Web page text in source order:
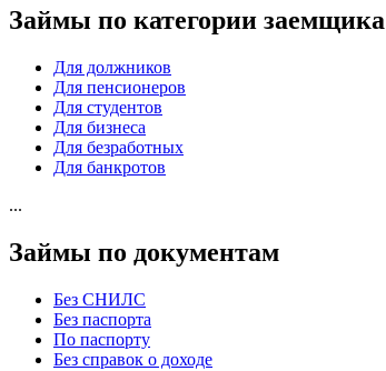
Займы по категории заемщика
Для должников
Для пенсионеров
Для студентов
Для бизнеса
Для безработных
Для банкротов
...
Займы по документам
Без СНИЛС
Без паспорта
По паспорту
Без справок о доходе